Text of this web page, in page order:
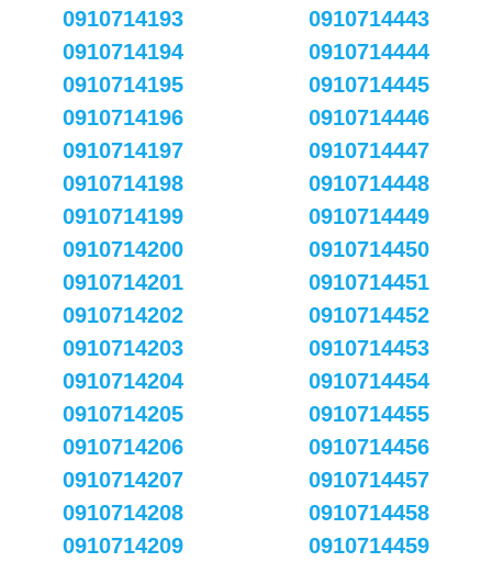
0910714193
0910714194
0910714195
0910714196
0910714197
0910714198
0910714199
0910714200
0910714201
0910714202
0910714203
0910714204
0910714205
0910714206
0910714207
0910714208
0910714209
0910714443
0910714444
0910714445
0910714446
0910714447
0910714448
0910714449
0910714450
0910714451
0910714452
0910714453
0910714454
0910714455
0910714456
0910714457
0910714458
0910714459